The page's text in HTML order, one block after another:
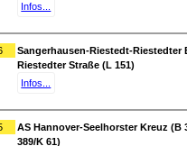
Infos...
Sangerhausen-Riestedt-Riestedter
Riestedter Straße (L 151)
Infos...
AS Hannover-Seelhorster Kreuz (B
389/K 61)